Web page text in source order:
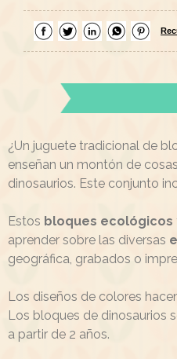
¿Un juguete tradicional de
enseñan un montón de
dinosaurios. Este conjunto
Estos bloques ecológicos
aprender sobre las diversas
geográfica, grabados o
Los diseños de colores
Los bloques de dinosaurios
a partir de 2 años.